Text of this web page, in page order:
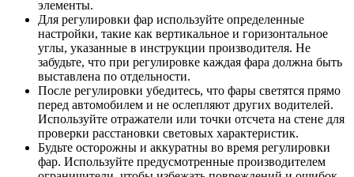
элементы.
Для регулировки фар используйте определенные
настройки, такие как вертикальное и горизонтальное
углы, указанные в инструкции производителя. Не
забудьте, что при регулировке каждая фара должна быть
выставлена по отдельности.
После регулировки убедитесь, что фары светятся прямо
перед автомобилем и не ослепляют других водителей.
Используйте отражатели или точки отсчета на стене для
проверки расстановки световых характеристик.
Будьте осторожны и аккуратны во время регулировки
фар. Используйте предусмотренные производителем